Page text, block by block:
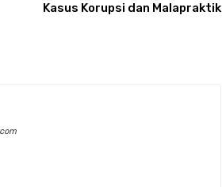
Kasus Korupsi dan Malapraktik